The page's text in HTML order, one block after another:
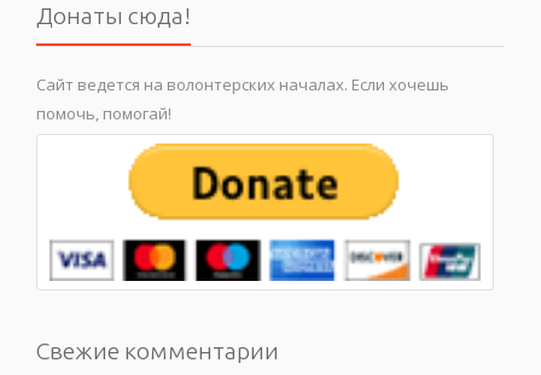
Донаты сюда!
Сайт ведется на волонтерских началах. Если хочешь
помочь, помогай!
Свежие комментарии